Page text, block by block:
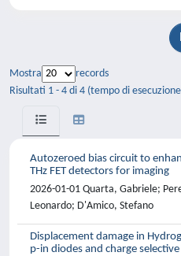
Mostra
records
Risultati 1 - 4 di 4 (tempo di
Autozeroed bias circuit to
THz FET detectors for imaging
2026-01-01 Quarta, Gabriele;
Leonardo; D'Amico, Stefano
Displacement damage in
p-in diodes and charge